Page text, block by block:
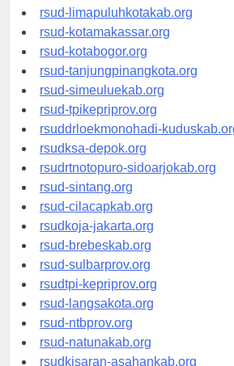
rsud-pasuruankota.org
rsud-limapuluhkotakab.org
rsud-kotamakassar.org
rsud-kotabogor.org
rsud-tanjungpinangkota.org
rsud-simeuluekab.org
rsud-tpikepriprov.org
rsuddrloekmonohadi-kuduskab.org
rsudksa-depok.org
rsudrtnotopuro-sidoarjokab.org
rsud-sintang.org
rsud-cilacapkab.org
rsudkoja-jakarta.org
rsud-brebeskab.org
rsud-sulbarprov.org
rsudtpi-kepriprov.org
rsud-langsakota.org
rsud-ntbprov.org
rsud-natunakab.org